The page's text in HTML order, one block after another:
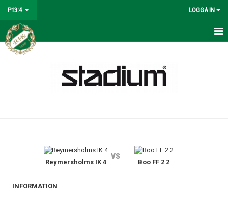
P13:4 LOGGA IN
HEM
DOKUMENT
Reymersholms IK 4
vs
Boo FF 2 2
INFORMATION